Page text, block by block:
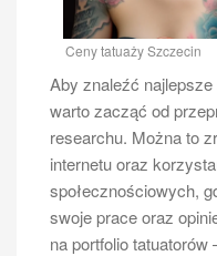
Ceny tatuaży Szczecin
Aby znaleźć
warto zacząć od
researchu. Można to
internetu oraz
społecznościowych,
swoje prace oraz
na portfolio